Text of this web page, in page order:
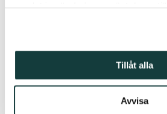
Tillåt alla
Avvisa
botaniska museer. Idag omfattar
cirka 200 000 växter, 140 000
ägg, 21 000 svampar samt cirka 8 000
mossor. Donationer i modern tid har
Akademi, så de biologiska samlingarna
omfattande. Samlingarna är i första
forskare, men delar av dem kan ses på